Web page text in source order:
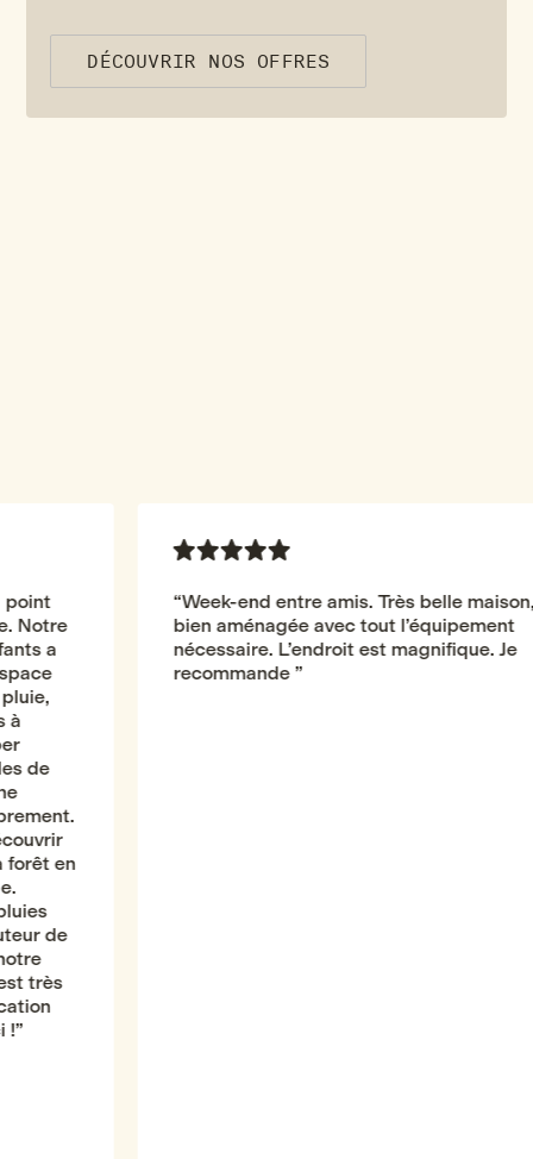
DÉCOUVRIR NOS OFFRES
Week-end entre amis. Très belle maison,
bien aménagée avec tout l’équipement
nécessaire. L’endroit est magnifique. Je
recommande